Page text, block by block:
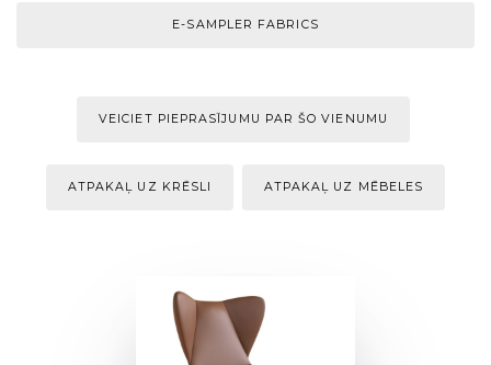
E-SAMPLER FABRICS
VEICIET PIEPRASĪJUMU PAR ŠO VIENUMU
ATPAKAĻ UZ KRĒSLI ATPAKAĻ UZ MĒBELES